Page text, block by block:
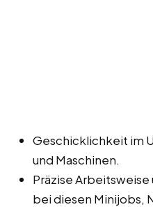
Geschicklichkeit im
und Maschinen.
Präzise Arbeitsweise
bei diesen Minijobs,